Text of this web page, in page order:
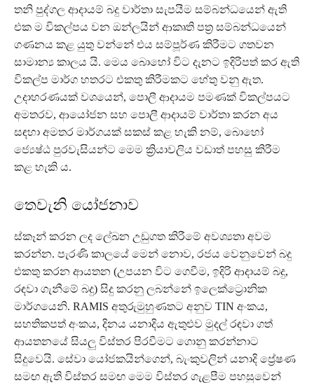
තනි පුද්ගල ආදායම් බදු වාර්තා සැපයීම සම්බන්ධයෙන් ඇති
එක ම විකල්පය වන ඔන්ලයින් ආකෘති පත්‍ර සම්බන්ධයෙන්
ගණනය කළ යුතු වන්නේ එය සම්පූර්ණ කිරීමට ගතවන
සාමාන්‍ය කාලය යි. මෙය බොහෝ විට දැනට ඉදිරිපත් කර ඇති
විකල්ප මාර්ග හතරට එකතු කිරීමකට හේතු වනු ඇත.
උදාහරණයක් වශයෙන්, පොලී ආදායම පමණක් විකල්පයට
අමතරව, ආයෝජන සහ පොලී ආදායම් වාර්තා කරන අය
සඳහා අමතර මාර්ගයක් සකස් කළ හැකි නම්, බොහෝ
ජ්‍යෙෂ්ඨ පුරවැසියන්ට මෙම ක්‍රියාවලිය වඩාත් පහසු කිරීම
කළ හැකි ය.
තෙවැනි යෝජනාව
ස්කෑන් කරන ලද ලේඛන උඩුගත කිරීමේ අවශ්‍යතා අවම
කරන්න. පැරණි කාලයේ මෙන් නොව, රජය වෙනුවෙන් බදු
එකතු කරන ආයතන (උපයන විට ගෙවීම, ඉදිරි ආදායම් බදු,
රඳවා ගැනීමේ බදු) සිදු කරනු ලබන්නේ ඉලෙක්ට්‍රොනික
මාර්ගයෙනි. RAMIS අතුරුමුහුණතට අනුව TIN අංකය,
සහතිකපත් අංකය, දිනය යනාදිය ඇතුළුව මුදල් රඳවා ගත්
ආයතනයේ සියලු විස්තර පිරවීමට ගොනු කරන්නාට
සිදුවෙයි. සේවා යෝජකයින්ගෙන්, බැංකුවලින් යනාදි ප්‍රේෂණ
සමඟ ඇති විස්තර සමඟ මෙම විස්තර ගැළපීම පහසුවෙන්